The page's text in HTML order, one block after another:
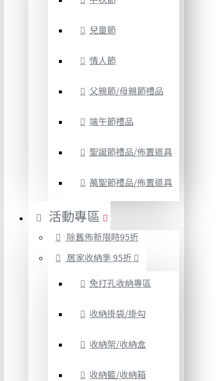
兒童節
情人節
父親節/母親節禮品
端午節禮品
聖誕節禮品/佈置道具
萬聖節禮品/佈置道具
活動專區
除舊佈新限時95折
居家收納季 95折
免打孔收納專區
收納掛袋/掛勾
收納架/收納盒
收納籃/收納箱